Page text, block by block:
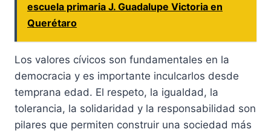
escuela primaria J. Guadalupe Victoria en
Querétaro
Los valores cívicos son fundamentales en la
democracia y es importante inculcarlos desde
temprana edad. El respeto, la igualdad, la
tolerancia, la solidaridad y la responsabilidad son
pilares que permiten construir una sociedad más